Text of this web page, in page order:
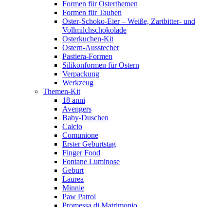
Formen für Osterthemen
Formen für Tauben
Oster-Schoko-Eier – Weiße, Zartbitter- und
Vollmilchschokolade
Osterkuchen-Kit
Ostern-Ausstecher
Pastiera-Formen
Silikonformen für Ostern
Verpackung
Werkzeug
Themen-Kit
18 anni
Avengers
Baby-Duschen
Calcio
Comunione
Erster Geburtstag
Finger Food
Fontane Luminose
Geburt
Laurea
Minnie
Paw Patrol
Promessa di Matrimonio